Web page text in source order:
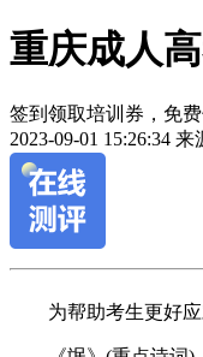
重庆成人
签到领取培训券，免
2023-09-01 15:26:34 来
为帮助考生更好应